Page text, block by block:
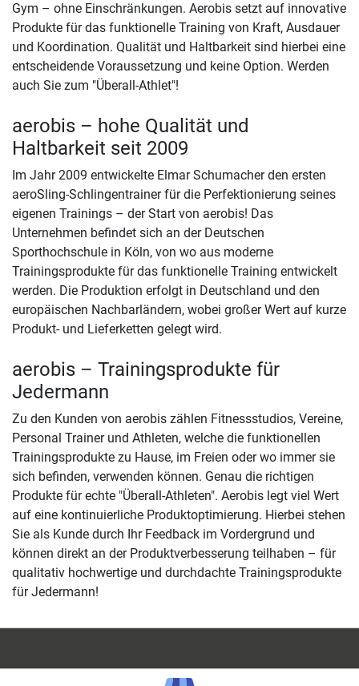
Gym – ohne Einschränkungen. Aerobis setzt auf innovative
Produkte für das funktionelle Training von Kraft, Ausdauer
und Koordination. Qualität und Haltbarkeit sind hierbei eine
entscheidende Voraussetzung und keine Option. Werden
auch Sie zum "Überall-Athlet"!
aerobis – hohe Qualität und
Haltbarkeit seit 2009
Im Jahr 2009 entwickelte Elmar Schumacher den ersten
aeroSling-Schlingentrainer für die Perfektionierung seines
eigenen Trainings – der Start von aerobis! Das
Unternehmen befindet sich an der Deutschen
Sporthochschule in Köln, von wo aus moderne
Trainingsprodukte für das funktionelle Training entwickelt
werden. Die Produktion erfolgt in Deutschland und den
europäischen Nachbarländern, wobei großer Wert auf kurze
Produkt- und Lieferketten gelegt wird.
aerobis – Trainingsprodukte für
Jedermann
Zu den Kunden von aerobis zählen Fitnessstudios, Vereine,
Personal Trainer und Athleten, welche die funktionellen
Trainingsprodukte zu Hause, im Freien oder wo immer sie
sich befinden, verwenden können. Genau die richtigen
Produkte für echte "Überall-Athleten". Aerobis legt viel Wert
auf eine kontinuierliche Produktoptimierung. Hierbei stehen
Sie als Kunde durch Ihr Feedback im Vordergrund und
können direkt an der Produktverbesserung teilhaben – für
qualitativ hochwertige und durchdachte Trainingsprodukte
für Jedermann!